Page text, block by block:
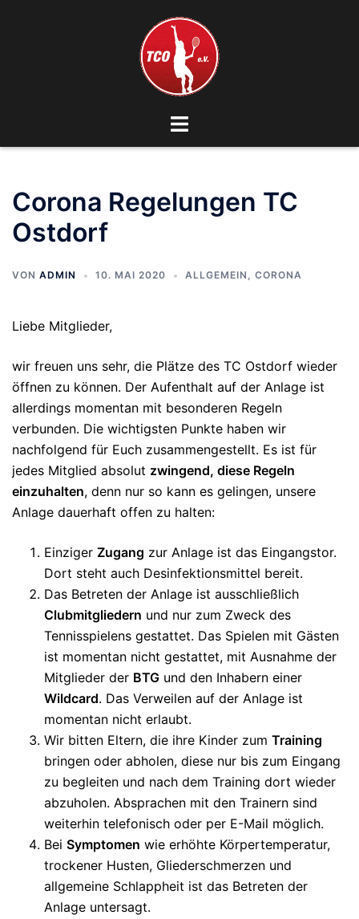
Menü
Corona Regelungen TC
Ostdorf
VON ADMIN 10. MAI 2020 ALLGEMEIN , CORONA
Liebe Mitglieder,
wir freuen uns sehr, die Plätze des TC Ostdorf wieder
öffnen zu können. Der Aufenthalt auf der Anlage ist
allerdings momentan mit besonderen Regeln
verbunden. Die wichtigsten Punkte haben wir
nachfolgend für Euch zusammengestellt. Es ist für
jedes Mitglied absolut zwingend, diese Regeln
einzuhalten, denn nur so kann es gelingen, unsere
Anlage dauerhaft offen zu halten:
Einziger Zugang zur Anlage ist das Eingangstor.
Dort steht auch Desinfektionsmittel bereit.
Das Betreten der Anlage ist ausschließlich
Clubmitgliedern und nur zum Zweck des
Tennisspielens gestattet. Das Spielen mit Gästen
ist momentan nicht gestattet, mit Ausnahme der
Mitglieder der BTG und den Inhabern einer
Wildcard. Das Verweilen auf der Anlage ist
momentan nicht erlaubt.
Wir bitten Eltern, die ihre Kinder zum Training
bringen oder abholen, diese nur bis zum Eingang
zu begleiten und nach dem Training dort wieder
abzuholen. Absprachen mit den Trainern sind
weiterhin telefonisch oder per E-Mail möglich.
Bei Symptomen wie erhöhte Körpertemperatur,
trockener Husten, Gliederschmerzen und
allgemeine Schlappheit ist das Betreten der
Anlage untersagt.